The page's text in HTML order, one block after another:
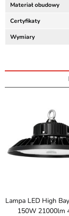
Materiał obudowy
Certyfikaty
Wymiary
Lampa LED High Bay RIO PRO
150W 21000lm